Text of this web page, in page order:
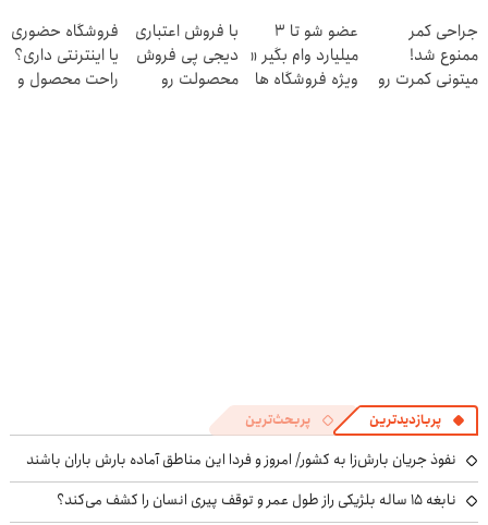
ثبت کن
کنی! 👈🏻
پرسش‌نامه
جراحی کمر
ممنوع شد!
میتونی کمرت رو
عضو شو تا 3
میلیارد وام بگیر «
ویژه فروشگاه ها
با فروش اعتباری
دیجی پی فروش
محصولت رو
فروشگاه حضوری
یا اینترنتی داری؟
راحت محصول و
پربازدیدترین پربحث‌ترین
نفوذ جریان بارش‌زا به کشور/ امروز و فردا این مناطق آماده بارش باران باشند
نابغه ۱۵ ساله بلژیکی راز طول عمر و توقف پیری انسان را کشف می‌کند؟